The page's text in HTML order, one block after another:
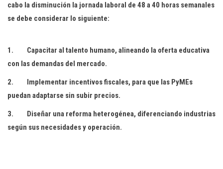
cabo la disminución la jornada laboral de 48 a 40 horas semanales
se debe considerar lo siguiente:
1. Capacitar al talento humano, alineando la oferta educativa
con las demandas del mercado.
2. Implementar incentivos fiscales, para que las PyMEs
puedan adaptarse sin subir precios.
3. Diseñar una reforma heterogénea, diferenciando industrias
según sus necesidades y operación.